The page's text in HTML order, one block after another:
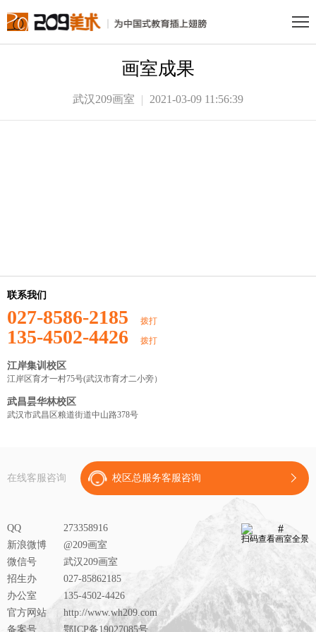
画室成果
武汉209画室 2021-03-09 11:56:39
联系我们
027-8586-2185 拨打
135-4502-4426 拨打
江岸集训校区
江岸区育才一村75号(武汉市育才二小旁）
武昌昙华林校区
武汉市武昌区粮道街道中山路378号
在线客服咨询 校区总服务客服咨询
QQ
273358916
新浪微博
@209画室
微信号
武汉209画室
招生办
027-85862185
办公室
135-4502-4426
官方网站
http://www.wh209.com
备案号
鄂ICP备19027085号
扫码查看画室全景